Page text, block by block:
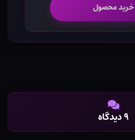
خرید محصول
۹ دیدگاه